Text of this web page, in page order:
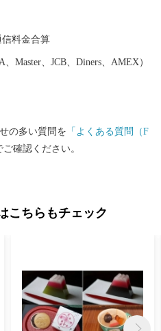
などのアクティビティを楽し
信料金合算
Master、JCB、Diners、AMEX）
の多い質問を 「よくある質問（F
確認ください。
こちらもチェック